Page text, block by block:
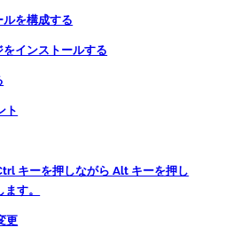
ルを構成する
をインストールする
ト
キーを押しながら Alt キーを押し
す。
更